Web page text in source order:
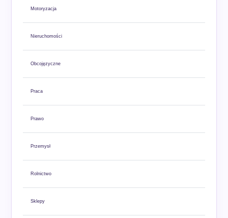
Motoryzacja
Nieruchomości
Obcojęzyczne
Praca
Prawo
Przemysł
Rolnictwo
Sklepy